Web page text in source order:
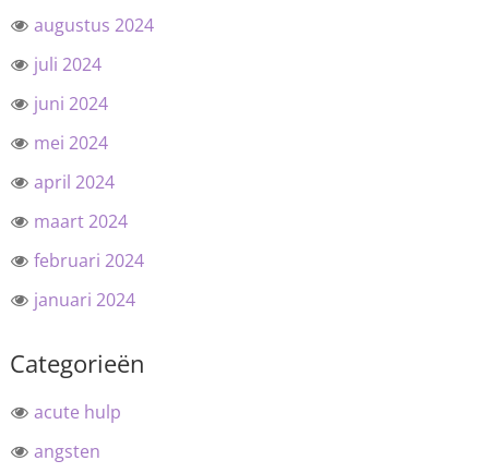
augustus 2024
juli 2024
juni 2024
mei 2024
april 2024
maart 2024
februari 2024
januari 2024
Categorieën
acute hulp
angsten